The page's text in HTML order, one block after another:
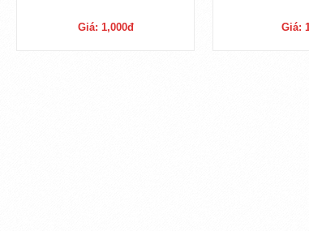
Giá: 1,000đ Giá: